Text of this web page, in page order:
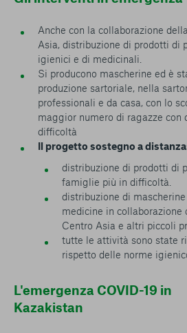
conto del fatto che il blocco di alcuni
funzionamento. Premendo
selezione relativa ai cookie
stata selezionata alcuna opzione,
equivarrà a rifiutare tutti i cookie. Per
possibile consultare la nostra
Cookie strettamente necessari
Cookie di analisi
Cookies di marketing
Anche con la collaborazione
Asia, distribuzione di prodotti di
igienici e di medicinali.
Si producono mascherine ed è
produzione sartoriale, nella
professionali e da casa, con lo
maggior numero di ragazze con
difficoltà
Il progetto sostegno a
distribuzione di prodotti di
famiglie più in difficoltà.
distribuzione di
medicine in collaborazione
Centro Asia e altri piccoli
tutte le attività sono state
rispetto delle norme
L'emergenza COVID-19 in
Kazakistan